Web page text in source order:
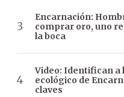
Encarnación:
comprar oro, uno
la boca
Video: Identifican a
ecológico de
claves